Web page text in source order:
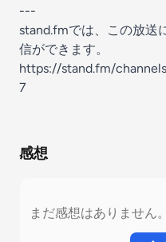
---
stand.fmでは、この放送
信ができます。
https://stand.fm/
7
感想
まだ感想はありません